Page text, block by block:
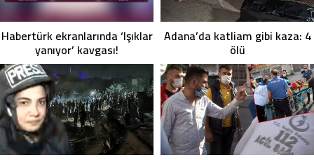
Habertürk ekranlarında ‘Işıklar
yanıyor’ kavgası!
Adana’da katliam gibi kaza: 4
ölü